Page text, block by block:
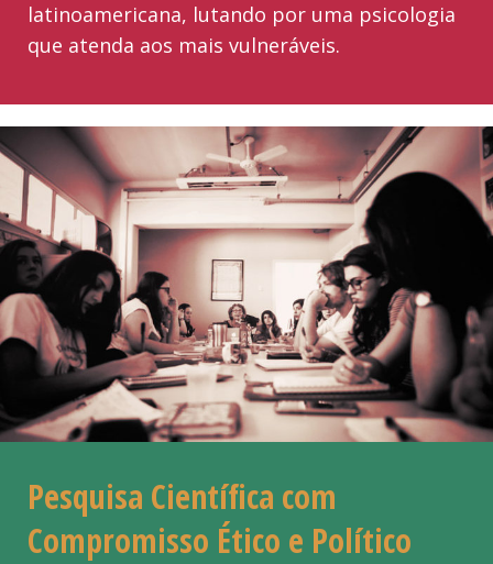
latinoamericana, lutando por uma psicologia
que atenda aos mais vulneráveis.
Pesquisa Científica com
Compromisso Ético e Político